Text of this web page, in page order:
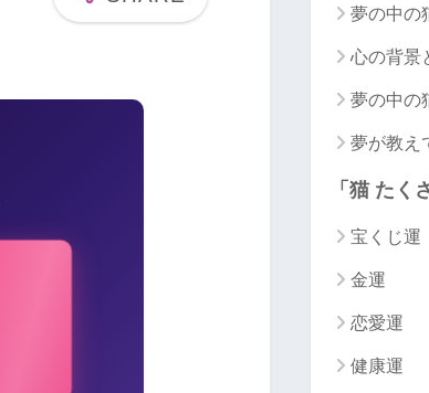
夢の中の
心の背景
夢の中の
夢が教え
「猫 たく
宝くじ運
金運
恋愛運
健康運